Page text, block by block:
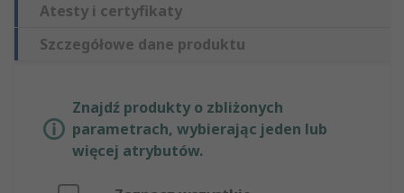
Atesty i certyfikaty
Szczegółowe dane produktu
Znajdź produkty o zbliżonych
parametrach, wybierając jeden lub
więcej atrybutów.